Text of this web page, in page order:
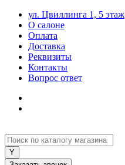
ул. Цвиллинга 1, 5 этаж
О салоне
Оплата
Доставка
Реквизиты
Контакты
Вопрос ответ